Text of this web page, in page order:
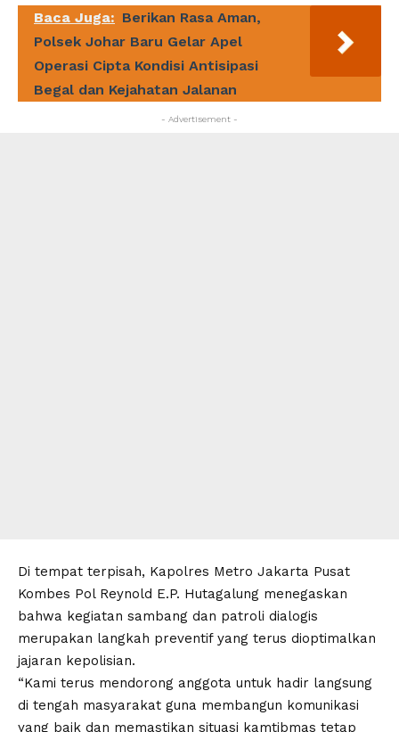
Baca Juga: Berikan Rasa Aman,
Polsek Johar Baru Gelar Apel
Operasi Cipta Kondisi Antisipasi
Begal dan Kejahatan Jalanan
- Advertisement -
Di tempat terpisah, Kapolres Metro Jakarta Pusat
Kombes Pol Reynold E.P. Hutagalung menegaskan
bahwa kegiatan sambang dan patroli dialogis
merupakan langkah preventif yang terus dioptimalkan
jajaran kepolisian.
“Kami terus mendorong anggota untuk hadir langsung
di tengah masyarakat guna membangun komunikasi
yang baik dan memastikan situasi kamtibmas tetap